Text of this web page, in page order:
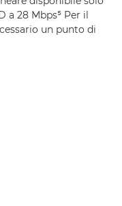
a 28 Mbps⁵ Per il
un punto di